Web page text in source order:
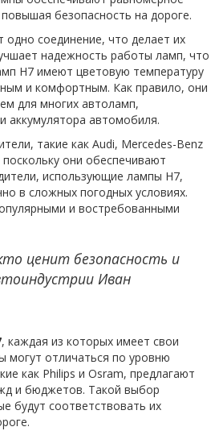
безопасность на дороге.
одно соединение, что делает их
надежность работы ламп, что
H7 имеют цветовую температуру
и комфортным. Как правило, они
для многих автоламп,
аккумулятора автомобиля.
такие как Audi, Mercedes-Benz
они обеспечивают
использующие лампы H7,
в сложных погодных условиях.
и востребованными
ценит безопасность и
Иван
, каждая из которых имеет свои
могут отличаться по уровню
как Philips и Osram, предлагают
и бюджетов. Такой выбор
будут соответствовать их